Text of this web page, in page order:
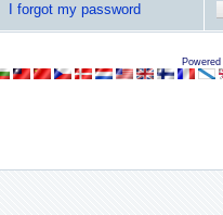
I forgot my password